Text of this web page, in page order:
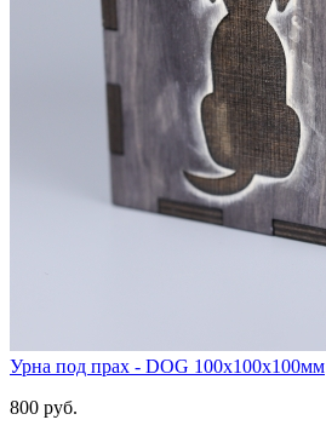
Урна под прах - DOG 100х100х100мм
800 руб.